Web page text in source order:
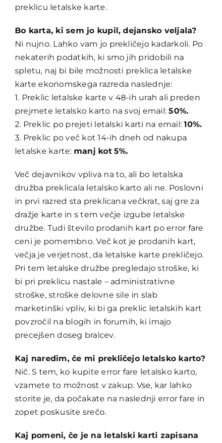
preklicu letalske karte.
Bo karta, ki sem jo kupil, dejansko veljala?
Ni nujno. Lahko vam jo prekličejo kadarkoli. Po
nekaterih podatkih, ki smo jih pridobili na
spletu, naj bi bile možnosti preklica letalske
karte ekonomskega razreda naslednje:
1. Preklic letalske karte v 48-ih urah ali preden
prejmete letalsko karto na svoj email:50%.
2. Preklic po prejeti letalski karti na email:10%.
3. Preklic po več kot 14-ih dneh od nakupa
letalske karte: manj kot 5%.
Več dejavnikov vpliva na to, ali bo letalska
družba preklicala letalsko karto ali ne. Poslovni
in prvi razred sta preklicana večkrat, saj gre za
dražje karte in s tem večje izgube letalske
družbe. Tudi število prodanih kart po error fare
ceni je pomembno. Več kot je prodanih kart,
večja je verjetnost, da letalske karte prekličejo.
Pri tem letalske družbe pregledajo stroške, ki
bi pri preklicu nastale – administrativne
stroške, stroške delovne sile in slab
marketinški vpliv, ki bi ga preklic letalskih kart
povzročil na blogih in forumih, ki imajo
precejšen doseg bralcev.
Kaj naredim, če mi prekličejo letalsko karto?
Nič. S tem, ko kupite error fare letalsko karto,
vzamete to možnost v zakup. Vse, kar lahko
storite je, da počakate na naslednji error fare in
zopet poskusite srečo.
Kaj pomeni, če je na letalski karti zapisana